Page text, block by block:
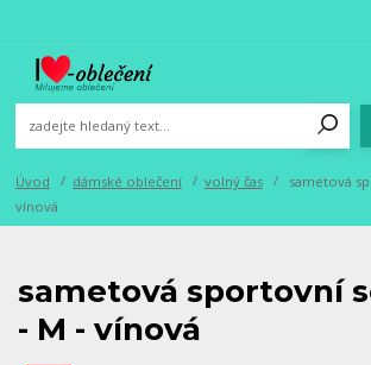
Úvod dámské oblečení volný čas
sametová
vínová
sametová sportovní
- M - vínová